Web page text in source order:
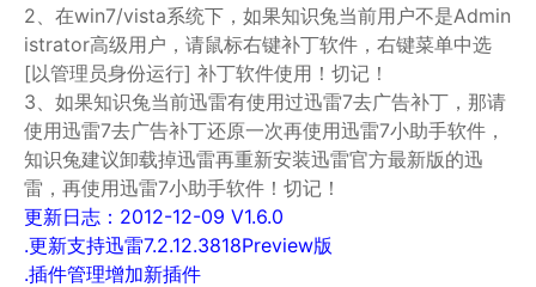
2、在win7/vista系统下，如果知识兔当前用户不是Admin
istrator高级用户，请鼠标右键补丁软件，右键菜单中选
[以管理员身份运行] 补丁软件使用！切记！
3、如果知识兔当前迅雷有使用过迅雷7去广告补丁，那请
使用迅雷7去广告补丁还原一次再使用迅雷7小助手软件，
知识兔建议卸载掉迅雷再重新安装迅雷官方最新版的迅
雷，再使用迅雷7小助手软件！切记！
更新日志：2012-12-09 V1.6.0
.更新支持迅雷7.2.12.3818Preview版
.插件管理增加新插件